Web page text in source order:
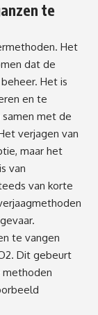
te
Het
dat de
Het is
en te
met de
verjagen van
maar het
van
van korte
te vangen
Dit gebeurt
methoden